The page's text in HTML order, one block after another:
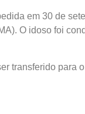
em 30 de
O idoso foi
transferido para